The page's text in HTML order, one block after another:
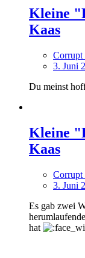
Kleine
Kaas
Corrupt
3. Juni
Du meinst
Kleine
Kaas
Corrupt
3. Juni
Es gab zwei
hat